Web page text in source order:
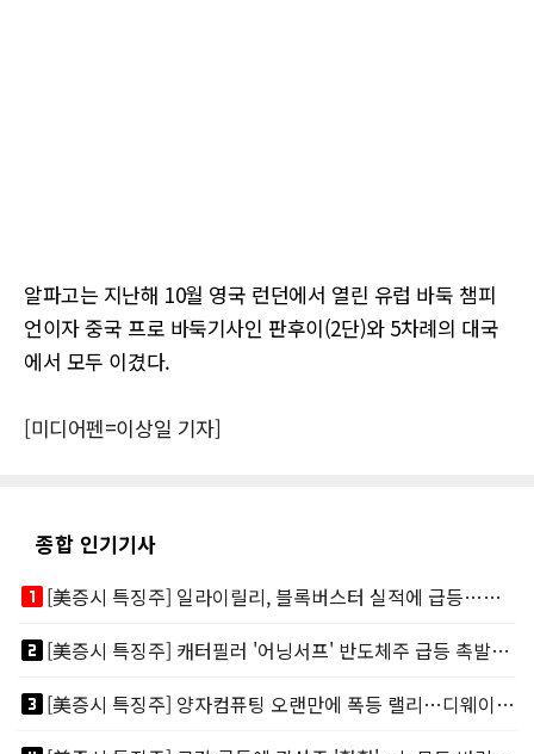
알파고는 지난해 10월 영국 런던에서 열린 유럽 바둑 챔피
언이자 중국 프로 바둑기사인 판후이(2단)와 5차례의 대국
에서 모두 이겼다.
[미디어펜=이상일 기자]
종합 인기기사
looks_one
[美증시 특징주] 일라이릴리, 블록버스터 실적에 급등…마운자로 매출 폭발
looks_two
[美증시 특징주] 캐터필러 '어닝서프' 반도체주 급등 촉발…"AI 데이터센터 건설 강력"
looks_3
[美증시 특징주] 양자컴퓨팅 오랜만에 폭등 랠리…디웨이브·아이온큐 주도